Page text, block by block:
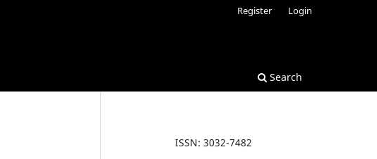
Search
Register Login
ISSN: 3032-7482